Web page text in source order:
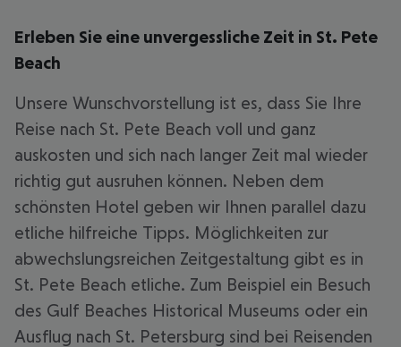
Erleben Sie eine unvergessliche Zeit in St. Pete
Beach
Unsere Wunschvorstellung ist es, dass Sie Ihre
Reise nach St. Pete Beach voll und ganz
auskosten und sich nach langer Zeit mal wieder
richtig gut ausruhen können. Neben dem
schönsten Hotel geben wir Ihnen parallel dazu
etliche hilfreiche Tipps. Möglichkeiten zur
abwechslungsreichen Zeitgestaltung gibt es in
St. Pete Beach etliche. Zum Beispiel ein Besuch
des Gulf Beaches Historical Museums oder ein
Ausflug nach St. Petersburg sind bei Reisenden